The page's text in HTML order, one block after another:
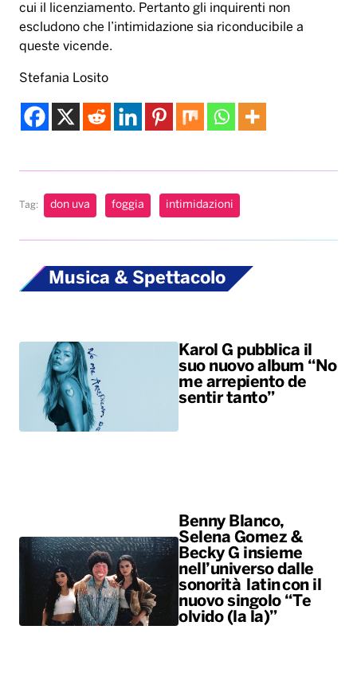
cui il licenziamento. Pertanto gli inquirenti non
escludono che l’intimidazione sia riconducibile a
queste vicende.
Stefania Losito
Tag: don uva foggia intimidazioni
Musica & Spettacolo
Karol G pubblica il
suo nuovo album “No
me arrepiento de
sentir tanto”
Benny Blanco,
Selena Gomez &
Becky G insieme
nell’universo dalle
sonorità latin con il
nuovo singolo “Te
olvido (la la)”